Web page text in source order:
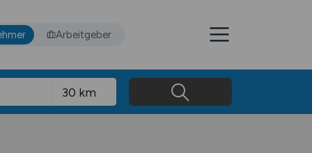
Arbeitgeber